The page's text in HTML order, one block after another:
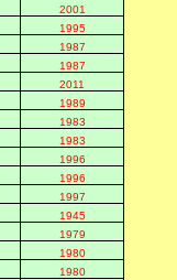
2001
1995
1987
1987
2011
1989
1983
1983
1996
1996
1997
1945
1979
1980
1980